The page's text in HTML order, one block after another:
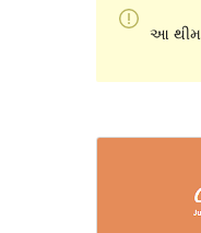
આ થીમ